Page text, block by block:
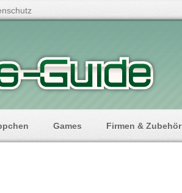
Games Firmen & Zubehör